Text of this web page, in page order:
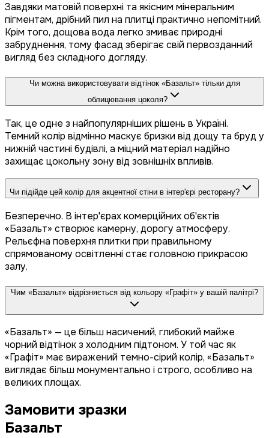
Завдяки матовій поверхні та якісним мінеральним
пігментам, дрібний пил на плитці практично непомітний.
Крім того, дощова вода легко змиває природні
забруднення, тому фасад зберігає свій первозданний
вигляд без складного догляду.
Чи можна використовувати відтінок «Базальт» тільки для
облицювання цоколя?
Так, це одне з найпопулярніших рішень в Україні.
Темний колір відмінно маскує бризки від дощу та бруд у
нижній частині будівлі, а міцний матеріал надійно
захищає цокольну зону від зовнішніх впливів.
Чи підійде цей колір для акцентної стіни в інтер'єрі ресторану?
Безперечно. В інтер'єрах комерційних об'єктів
«Базальт» створює камерну, дорогу атмосферу.
Рельєфна поверхня плитки при правильному
спрямованому освітленні стає головною прикрасою
залу.
Чим «Базальт» відрізняється від кольору «Графіт» у вашій палітрі?
«Базальт» — це більш насичений, глибокий майже
чорний відтінок з холодним підтоном. У той час як
«Графіт» має виражений темно-сірий колір, «Базальт»
виглядає більш монументально і строго, особливо на
великих площах.
Замовити зразки
Базальт